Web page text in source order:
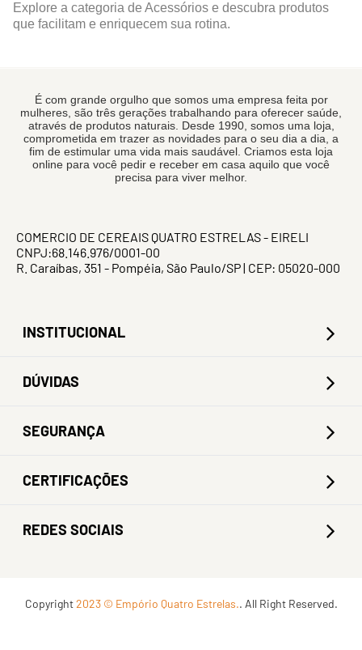
Explore a categoria de Acessórios e descubra produtos
que facilitam e enriquecem sua rotina.
É com grande orgulho que somos uma empresa feita por
mulheres, são três gerações trabalhando para oferecer saúde,
através de produtos naturais. Desde 1990, somos uma loja,
comprometida em trazer as novidades para o seu dia a dia, a
fim de estimular uma vida mais saudável. Criamos esta loja
online para você pedir e receber em casa aquilo que você
precisa para viver melhor.
COMERCIO DE CEREAIS QUATRO ESTRELAS - EIRELI
CNPJ:68.146.976/0001-00
R. Caraíbas, 351 - Pompéia, São Paulo/SP | CEP: 05020-000
INSTITUCIONAL
DÚVIDAS
SEGURANÇA
CERTIFICAÇÕES
REDES SOCIAIS
Copyright2023 © Empório Quatro Estrelas.. All Right Reserved.